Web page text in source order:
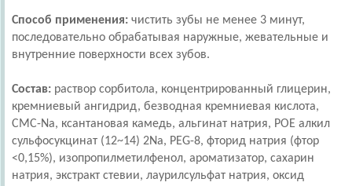
Способ применения: чистить зубы не менее 3 минут,
последовательно обрабатывая наружные, жевательные и
внутренние поверхности всех зубов.
Состав: раствор сорбитола, концентрированный глицерин,
кремниевый ангидрид, безводная кремниевая кислота,
CMC-Na, ксантановая камедь, альгинат натрия, POE алкил
сульфосукцинат (12~14) 2Na, PEG-8, фторид натрия (фтор
<0,15%), изопропилметилфенол, ароматизатор, сахарин
натрия, экстракт стевии, лаурилсульфат натрия, оксид